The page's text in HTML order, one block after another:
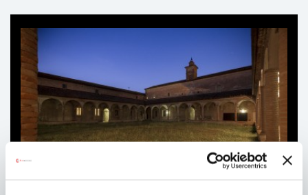
Ti
può
interessare